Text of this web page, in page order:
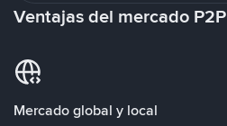
Ventajas del mercado P2P
Mercado global y local